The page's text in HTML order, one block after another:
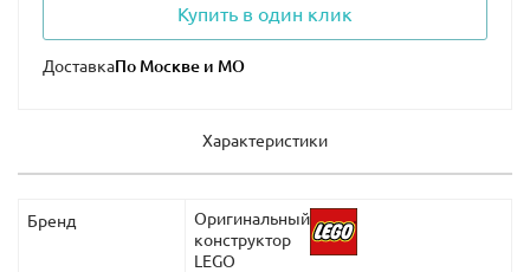
Купить в один клик
Доставка
Характеристики
Бренд
Оригинальный
конструктор
LEGO